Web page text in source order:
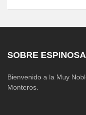
SOBRE
Bienvenido a la Muy
Monteros.